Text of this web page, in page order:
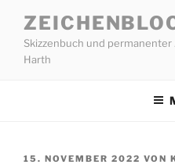
Inhalt
springen
Skizzenbuch und
Harth
VERÖFFENTLICHT
15. NOVEMBER 2022 VON